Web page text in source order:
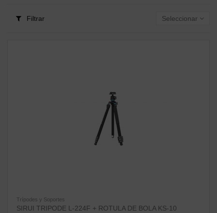
Filtrar Seleccionar
Trípodes y Soportes
SIRUI TRIPODE L-224F + ROTULA DE BOLA KS-10